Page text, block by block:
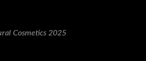
Cosmetics 2025